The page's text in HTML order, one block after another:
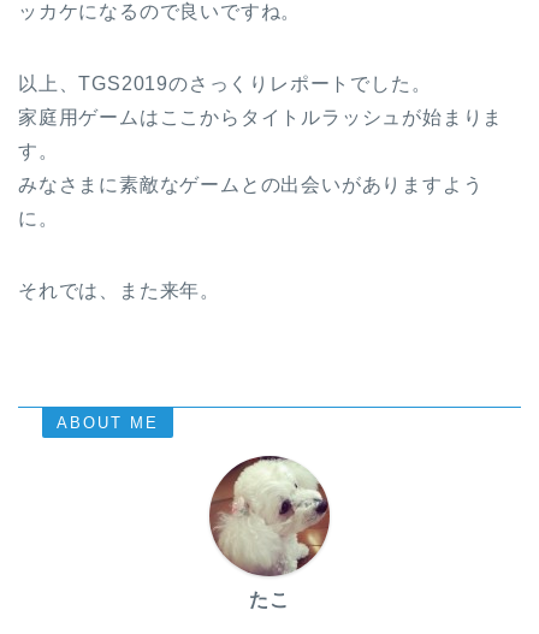
ッカケになるので良いですね。
以上、TGS2019のさっくりレポートでした。
家庭用ゲームはここからタイトルラッシュが始まりま
す。
みなさまに素敵なゲームとの出会いがありますよう
に。
それでは、また来年。
ABOUT ME
たこ